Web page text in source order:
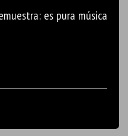
es pura música